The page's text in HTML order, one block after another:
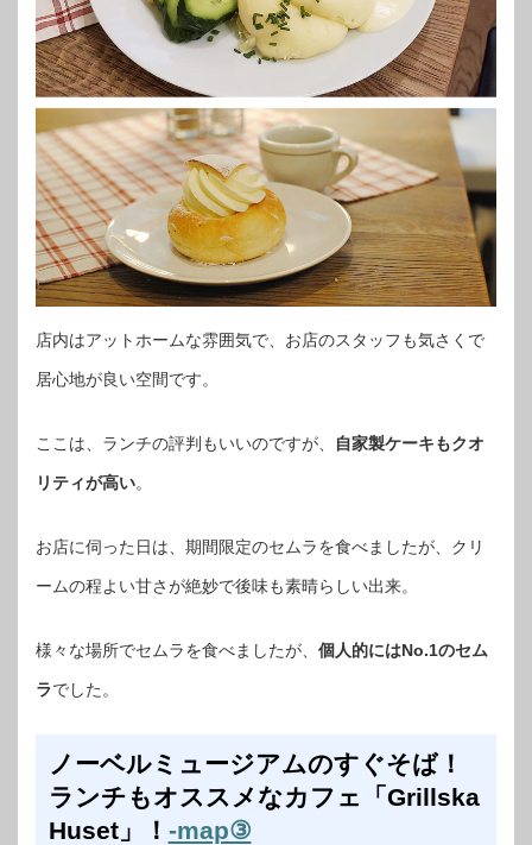
店内はアットホームな雰囲気で、お店のスタッフも気さくで
居心地が良い空間です。
ここは、ランチの評判もいいのですが、 自家製ケーキもクオ
リティが高い。
お店に伺った日は、期間限定のセムラを食べましたが、クリ
ームの程よい甘さが絶妙で後味も素晴らしい出来。
様々な場所でセムラを食べましたが、 個人的にはNo.1のセム
ラでした。
ノーベルミュージアムのすぐそば！
ランチもオススメなカフェ「Grillska
Huset」！ -map③